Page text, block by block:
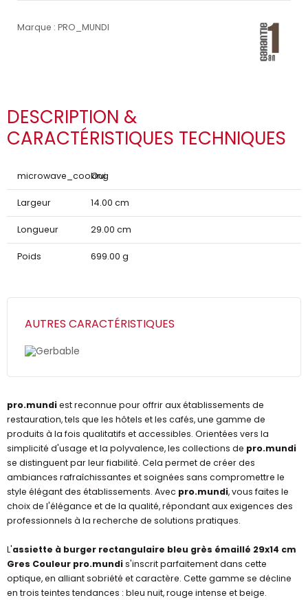
Marque : PRO_MUNDI
DESCRIPTION &
CARACTÉRISTIQUES TECHNIQUES
microwave_cooking
Oui
Largeur 14.00 cm
Longueur 29.00 cm
Poids 699.00 g
AUTRES CARACTÉRISTIQUES
Gerbable
pro.mundiest reconnue pour offrir aux établissements de
restauration, tels que les hôtels et les cafés, une gamme de
produits à la fois qualitatifs et accessibles. Orientées vers la
simplicité d'usage et la polyvalence, les collections de pro.mundi
se distinguent par leur fiabilité. Cela permet de créer des
ambiances rafraîchissantes et soignées sans compromettre le
style élégant des établissements. Avec pro.mundi, vous faites le
choix de l'élégance et de la qualité, répondant aux exigences des
professionnels à la recherche de solutions pratiques.
L'assiette à burger rectangulaire bleu grès émaillé 29x14 cm
Gres Couleur pro.mundis'inscrit parfaitement dans cette
optique, en alliant sobriété et caractère. Cette gamme se décline
en trois teintes tendances : bleu nuit, rouge intense et beige.